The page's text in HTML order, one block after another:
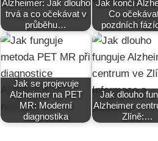
Alzheimer: Jak dlouho
trvá a co očekávat v
průběhu…
Jak končí
Co
pozdních
Jak se projevuje
Alzheimer na PET
MR: Moderní
diagnostika
Jak dlouho
Alzheimer
Zlíně:…